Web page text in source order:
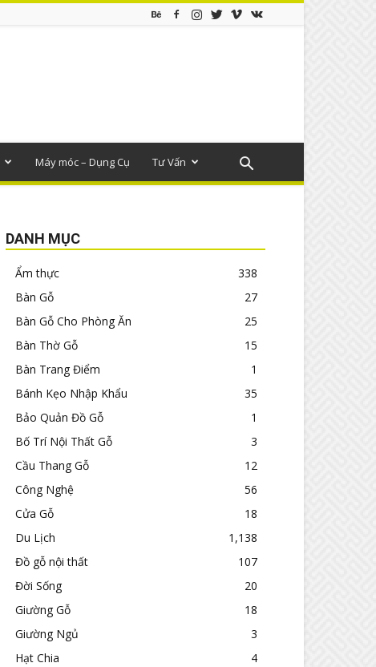
Máy móc – Dụng Cụ Tư Vấn
DANH MỤC
Ẩm thực
338
Bàn Gỗ
27
Bàn Gỗ Cho Phòng Ăn
25
Bàn Thờ Gỗ
15
Bàn Trang Điểm
1
Bánh Kẹo Nhập Khẩu
35
Bảo Quản Đồ Gỗ
1
Bố Trí Nội Thất Gỗ
3
Cầu Thang Gỗ
12
Công Nghệ
56
Cửa Gỗ
18
Du Lịch
1,138
Đồ gỗ nội thất
107
Đời Sống
20
Giường Gỗ
18
Giường Ngủ
3
Hạt Chia
4